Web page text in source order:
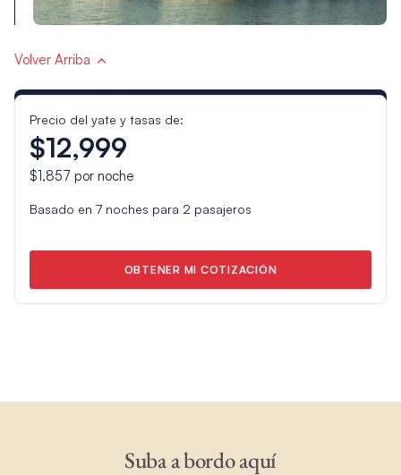
Volver Arriba
Precio del yate y tasas de:
$12,999
$1,857 por noche
Basado en 7noches para 2 pasajeros
OBTENER MI COTIZACIÓN
Suba a bordo aquí